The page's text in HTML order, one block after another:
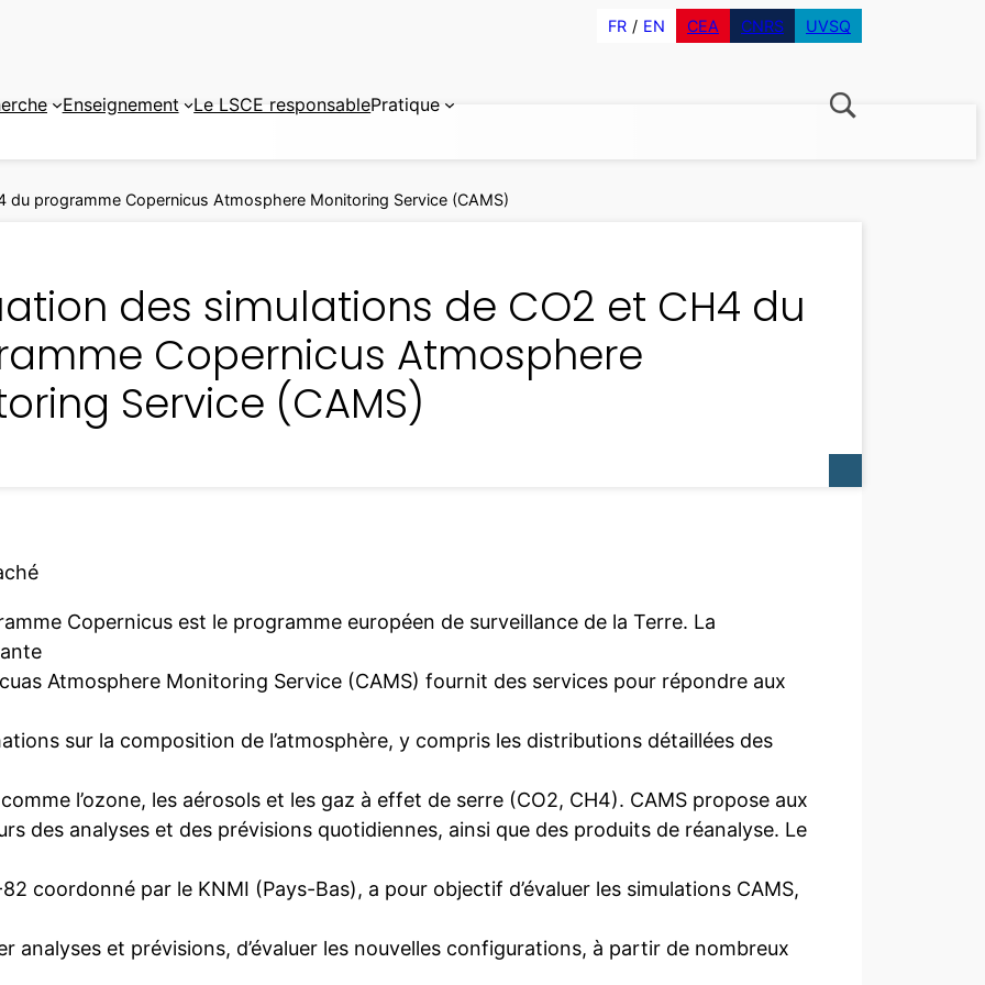
FR EN CEA CNRS UVSQ
Enseignement Le LSCE responsablePratique
du programme Copernicus Atmosphere Monitoring Service (CAMS)
des simulations de CO2 et CH4 du
Copernicus Atmosphere
Service (CAMS)
Copernicus est le programme européen de surveillance de la Terre. La
Atmosphere Monitoring Service (CAMS) fournit des services pour répondre aux
sur la composition de l’atmosphère, y compris les distributions détaillées des
l’ozone, les aérosols et les gaz à effet de serre (CO2, CH4). CAMS propose aux
des analyses et des prévisions quotidiennes, ainsi que des produits de réanalyse. Le
coordonné par le KNMI (Pays-Bas), a pour objectif d’évaluer les simulations CAMS,
analyses et prévisions, d’évaluer les nouvelles configurations, à partir de nombreux